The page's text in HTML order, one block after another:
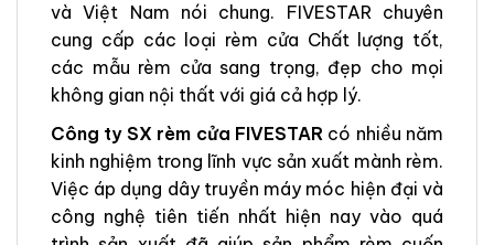
và Việt Nam nói chung. FIVESTAR chuyên
cung cấp các loại rèm cửa Chất lượng tốt,
các mẫu rèm cửa sang trọng, đẹp cho mọi
không gian nội thất với giá cả hợp lý.
Công ty SX rèm cửa FIVESTARcó nhiều năm
kinh nghiệm trong lĩnh vực sản xuất mành rèm.
Việc áp dụng dây truyền máy móc hiện đại và
công nghệ tiên tiến nhất hiện nay vào quá